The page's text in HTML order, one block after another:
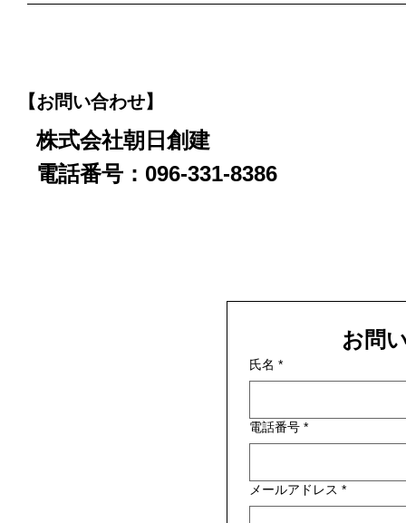
【お問い合わせ】
株式会社朝日創建
電話番号：096-331-8386
お問
氏名 *
電話番号 *
メールアドレス *